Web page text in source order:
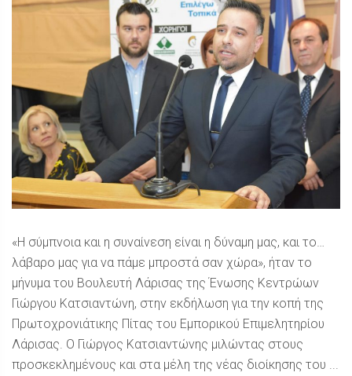
«Η σύμπνοια και η συναίνεση είναι η δύναμη μας, και το…
λάβαρο μας για να πάμε μπροστά σαν χώρα», ήταν το
μήνυμα του Βουλευτή Λάρισας της Ένωσης Κεντρώων
Γιώργου Κατσιαντώνη, στην εκδήλωση για την κοπή της
Πρωτοχρονιάτικης Πίτας του Εμπορικού Επιμελητηρίου
Λάρισας. Ο Γιώργος Κατσιαντώνης μιλώντας στους
προσκεκλημένους και στα μέλη της νέας διοίκησης του ...